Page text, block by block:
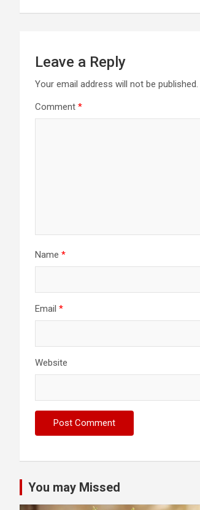
Leave a Reply
Your email address will not be published.
Comment *
Name *
Email *
Website
You may Missed